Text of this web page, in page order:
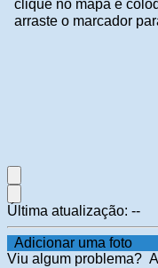
clique no mapa e
arraste o marcador
Última atualização: --
Adicionar uma foto
Viu algum problema?